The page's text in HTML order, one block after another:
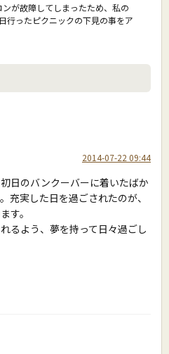
が故障してしまったため、私の
行ったピクニックの下見の事をア
2014-07-22 09:44
日のバンクーバーに着いたばか
充実した日を過ごされたのが、
す。
るよう、夢を持って日々過ごし